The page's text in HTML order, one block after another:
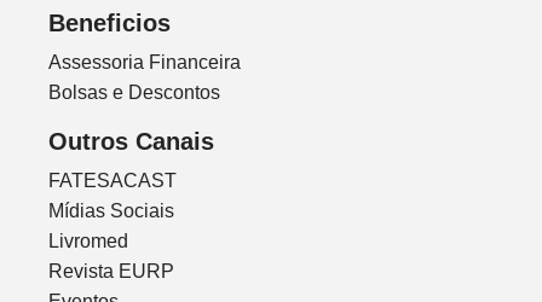
Beneficios
Assessoria Financeira
Bolsas e Descontos
Outros Canais
FATESACAST
Mídias Sociais
Livromed
Revista EURP